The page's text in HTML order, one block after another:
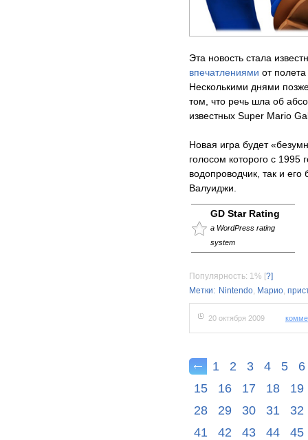
Эта новость стала
впечатлениями от
Несколькими днями
том, что речь шла об
известных Super Mario
Новая игра будет
голосом которого с 1995
водопроводчик, так и
Валуиджи.
GD Star Rating
a WordPress rating
system
Популярность: 1% [?]
Метки: Nintendo, Марио,
20 октября 2009
1 2 3 4 5
6
15
16 17 18
19
28
29 30 31
32
41
42 43 44
45